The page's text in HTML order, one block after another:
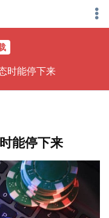
时能停下来
能停下来